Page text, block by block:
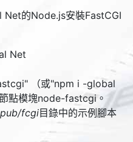
Net的Node.js安裝FastCGI
Net
（或"npm i -global
點模塊node-fastcgi。
pub/fcgi目錄中的示例腳本